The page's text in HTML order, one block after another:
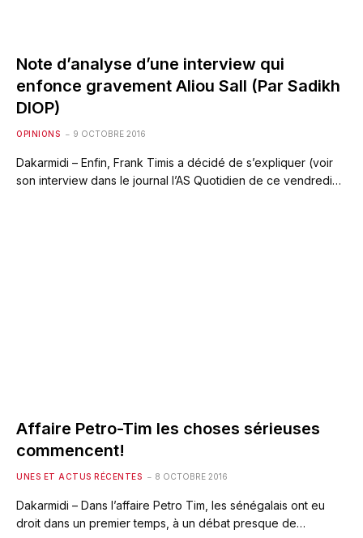
Note d’analyse d’une interview qui
enfonce gravement Aliou Sall (Par Sadikh
DIOP)
OPINIONS 9 OCTOBRE 2016
Dakarmidi – Enfin, Frank Timis a décidé de s’expliquer (voir
son interview dans le journal l’AS Quotidien de ce vendredi…
Affaire Petro-Tim les choses sérieuses
commencent!
UNES ET ACTUS RÉCENTES 8 OCTOBRE 2016
Dakarmidi – Dans l’affaire Petro Tim, les sénégalais ont eu
droit dans un premier temps, à un débat presque de…